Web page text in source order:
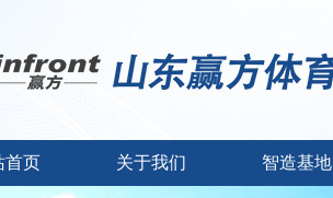
首页 关于我们 智造基地